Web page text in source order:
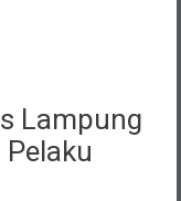
Lampung